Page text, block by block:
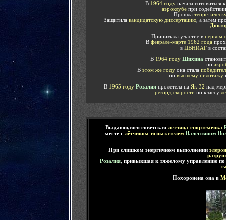
В 1964 годуначала готовиться
аэроклубе при
Прошла
Защитила кандидатскую диссертацию , а затем
Принимала участие в первом
В феврале-марте 1962 года
в ЦВНИАГ в
В 1964 году Шихина
по
В этом же годуона стала
по высшему пилотажу
В 1965 году Розалияпролетела на Як-32 над
рекорд скоростипо классу
-
Выдающаяся советская лётчица-спортсменка
месте с лётчиком-испытателем Валентином
При слишком энергичном выполнении
Розалия, привыкшая к тяжелому управлению по
Похоронена она в